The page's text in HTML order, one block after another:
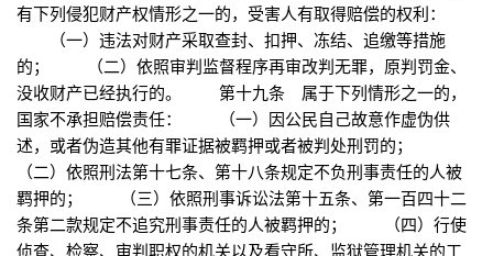
有下列侵犯财产权情形之一的，受害人有取得赔偿的权利：
（一）违法对财产采取查封、扣押、冻结、追缴等措施
的； （二）依照审判监督程序再审改判无罪，原判罚金、
没收财产已经执行的。 第十九条 属于下列情形之一的，
国家不承担赔偿责任： （一）因公民自己故意作虚伪供
述，或者伪造其他有罪证据被羁押或者被判处刑罚的；
（二）依照刑法第十七条、第十八条规定不负刑事责任的人被
羁押的； （三）依照刑事诉讼法第十五条、第一百四十二
条第二款规定不追究刑事责任的人被羁押的； （四）行使
侦查、检察、审判职权的机关以及看守所、监狱管理机关的工